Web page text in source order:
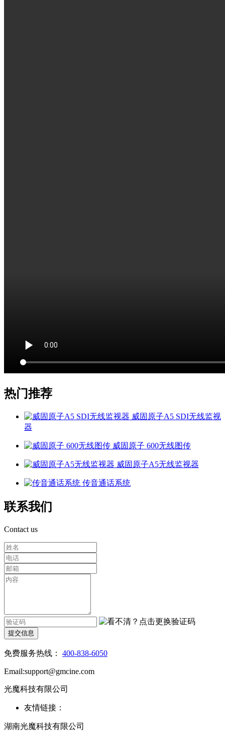
热门推荐
威固原子A5 SDI无线监视
器
威固原子 600无线图传
威固原子A5无线监视器
传音通话系统
联系我们
Contact us
提交信息
免费服务热线： 400-838-6050
Email:support@gmcine.com
光魔科技有限公司
友情链接：
湖南光魔科技有限公司